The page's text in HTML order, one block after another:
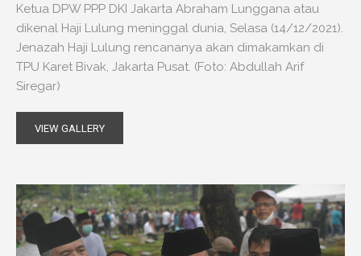
Ketua DPW PPP DKI Jakarta Abraham Lunggana atau
dikenal Haji Lulung meninggal dunia, Selasa (14/12/2021).
Jenazah Haji Lulung rencananya akan dimakamkan di
TPU Karet Bivak, Jakarta Pusat. (Foto: Abdullah Arif
Siregar)
VIEW GALLERY